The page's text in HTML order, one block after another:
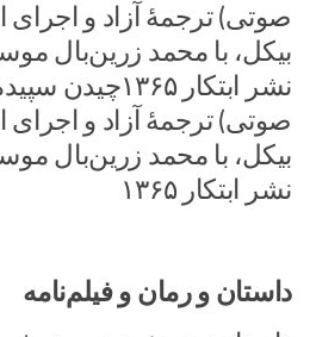
صوتی) ترجمهٔ آزاد و
بیکل، با محمد زرین‌بال
نشر ابتکار
صوتی) ترجمهٔ آزاد و
بیکل، با محمد زرین‌بال
نشر ابتکار ۱۳۶۵
داستان و رمان و فیلم‌نامه